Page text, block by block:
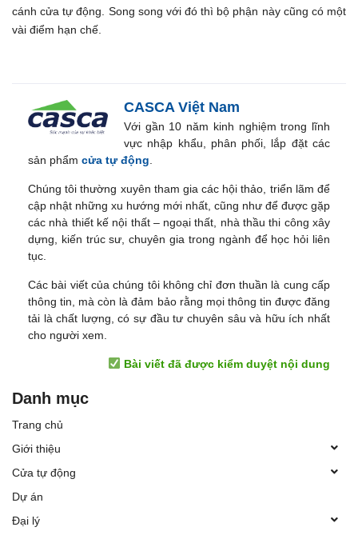
cánh cửa tự động. Song song với đó thì bộ phận này cũng có một
vài điểm hạn chế.
CASCA Việt Nam
Với gần 10 năm kinh nghiệm trong lĩnh
vực nhập khẩu, phân phối, lắp đặt các
sản phẩm cửa tự động
Chúng tôi thường xuyên tham gia các hội thảo, triển lãm để
cập nhật những xu hướng mới nhất, cũng như để được gặp
các nhà thiết kế nội thất – ngoại thất, nhà thầu thi công xây
dựng, kiến trúc sư, chuyên gia trong ngành để học hỏi liên
tục.
Các bài viết của chúng tôi không chỉ đơn thuần là cung cấp
thông tin, mà còn là đảm bảo rằng mọi thông tin được đăng
tải là chất lượng, có sự đầu tư chuyên sâu và hữu ích nhất
cho người xem.
Bài viết đã được kiểm duyệt nội dung
Danh mục
Trang chủ
Giới thiệu
Cửa tự động
Dự án
Đại lý